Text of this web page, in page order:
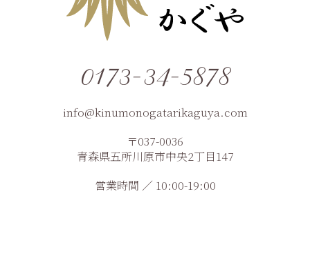
0173-34-5878
info@kinumonogatarikaguya.com
〒037-0036
青森県五所川原市中央2丁目147
営業時間 ／ 10:00-19:00